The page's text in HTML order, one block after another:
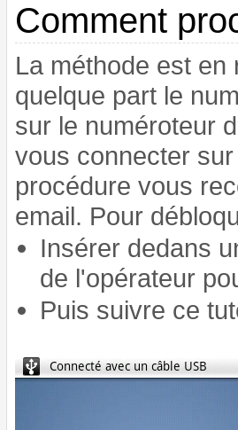
Comment
La méthode est en
quelque part le
sur le numéroteur
vous connecter
procédure vous
email. Pour
Insérer dedans
de l'opérateur
Puis suivre ce